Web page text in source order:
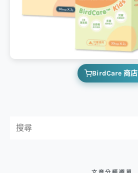
BirdCare 商店